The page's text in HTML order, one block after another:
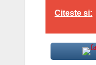
Citeste si: